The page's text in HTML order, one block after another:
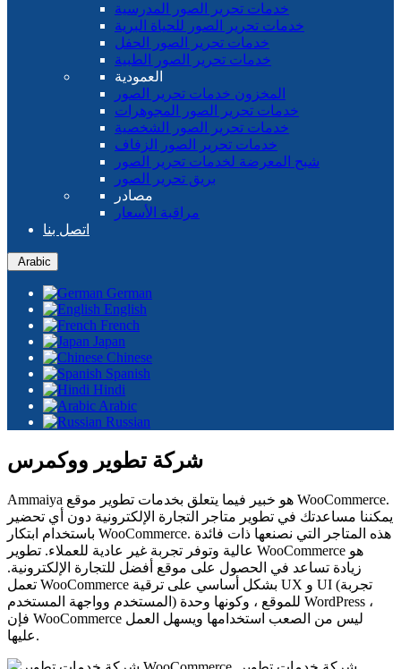
خدمات تحرير الصور المدرسية
خدمات تحرير الصور للحياة البرية
خدمات تحرير الصور الحفل
خدمات تحرير الصور الطبية
العمودية
المخزون خدمات تحرير الصور
خدمات تحرير الصور المجوهرات
خدمات تحرير الصور الشخصية
خدمات تحرير الصور الزفاف
شبح المعرضة لخدمات تحرير الصور
بريق تحرير الصور
مصادر
مراقبة الأسعار
اتصل بنا
Arabic
German
English
French
Japan
Chinese
Spanish
Hindi
Arabic
Russian
شركة تطوير ووكمرس
Ammaiya هو خبير فيما يتعلق بخدمات تطوير موقع WooCommerce.
يمكننا مساعدتك في تطوير متاجر التجارة الإلكترونية دون أي تحضير
باستخدام ابتكار WooCommerce. هذه المتاجر التي نصنعها ذات فائدة
عالية وتوفر تجربة غير عادية للعملاء. تطوير WooCommerce هو
زيادة تساعد في الحصول على موقع أفضل للتجارة الإلكترونية.
تعمل WooCommerce بشكل أساسي على ترقية UX و UI (تجربة
المستخدم وواجهة المستخدم) للموقع ، وكونها وحدة WordPress ،
فإن WooCommerce ليس من الصعب استخدامها ويسهل العمل
عليها.